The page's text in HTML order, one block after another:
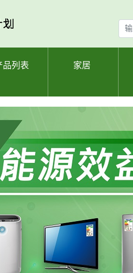
输
入
查
品列表 家居